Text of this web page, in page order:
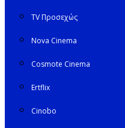
TV Προσεχώς
Nova Cinema
Cosmote Cinema
Ertflix
Cinobo